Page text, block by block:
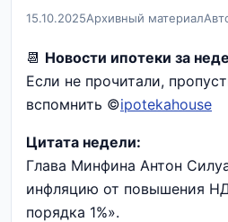
15.10.2025Архивный материал
📆 Новости ипотеки за
Если не прочитали,
вспомнить ©ipotekahouse
Цитата недели:
Глава Минфина Антон
инфляцию от повышения
порядка 1%».